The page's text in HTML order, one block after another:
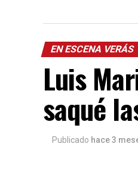
EN ESCENA VERÁS
Luis
saqué
Publicado hace 3